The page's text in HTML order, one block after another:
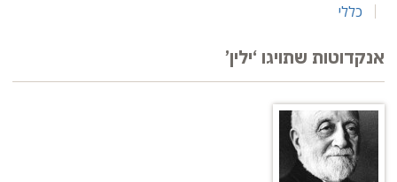
כללי
אנקדוטות שתויגו ‘ילין’